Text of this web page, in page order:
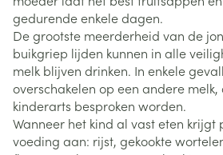
gedurende enkele dagen.
De grootste meerderheid van de
buikgriep lijden kunnen in alle
melk blijven drinken. In enkele
overschakelen op een andere
kinderarts besproken worden.
Wanneer het kind al vast eten krijgt
voeding aan: rijst, gekookte